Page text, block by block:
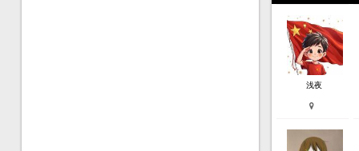
数码相机 珠宝首饰
蓝色模板 紫色模板
欧莱凯APP端下载
浅夜